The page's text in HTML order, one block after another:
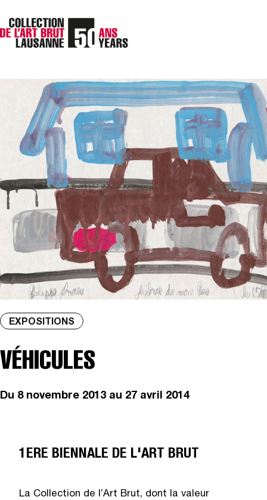
EXPOSITIONS
VÉHICULES
Du 8 novembre 2013 au 27 avril 2014
1ERE BIENNALE DE L'ART BRUT
La Collection de l’Art Brut, dont la valeur